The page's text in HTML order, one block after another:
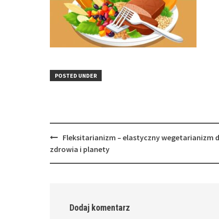
POSTED UNDER
Post
navigation
Fleksitarianizm – elastyczny wegetarianizm
zdrowia i planety
Dodaj komentarz